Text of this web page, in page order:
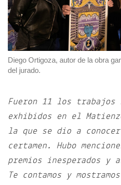
Diego Ortigoza, autor de la obra
del jurado.
Fueron 11 los trabajos
exhibidos en el
la que se dio a
certamen. Hubo
premios inesperados y
Te contamos y